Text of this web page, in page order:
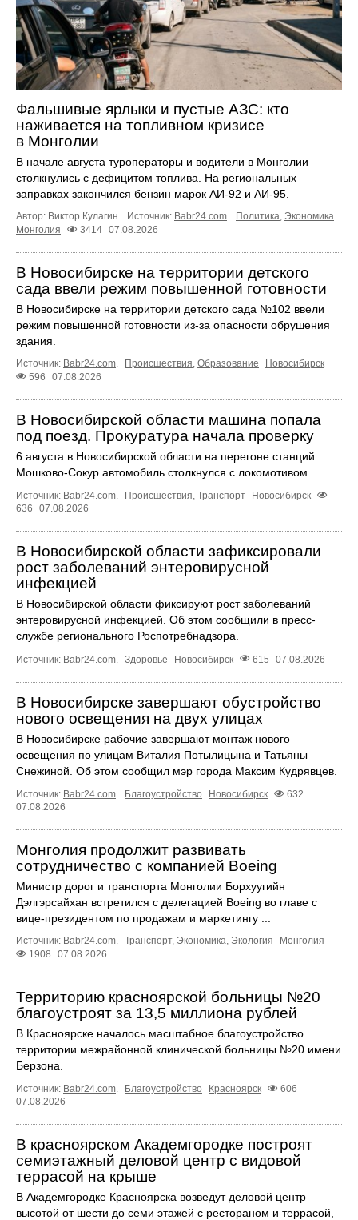
Фальшивые ярлыки и пустые АЗС: кто
наживается на топливном кризисе
в Монголии
В начале августа туроператоры и водители в Монголии
столкнулись с дефицитом топлива. На региональных
заправках закончился бензин марок АИ-92 и АИ-95.
Автор: Виктор Кулагин. Источник: Babr24.com. Политика, Экономика
Монголия
3414 07.08.2026
В Новосибирске на территории детского
сада ввели режим повышенной готовности
В Новосибирске на территории детского сада №102 ввели
режим повышенной готовности из-за опасности обрушения
здания.
Источник: Babr24.com. Происшествия, Образование
Новосибирск
596
07.08.2026
В Новосибирской области машина попала
под поезд. Прокуратура начала проверку
6 августа в Новосибирской области на перегоне станций
Мошково-Сокур автомобиль столкнулся с локомотивом.
Источник: Babr24.com. Происшествия, Транспорт
Новосибирск
636
07.08.2026
В Новосибирской области зафиксировали
рост заболеваний энтеровирусной
инфекцией
В Новосибирской области фиксируют рост заболеваний
энтеровирусной инфекцией. Об этом сообщили в пресс-
службе регионального Роспотребнадзора.
Источник: Babr24.com Здоровье Новосибирск 615 07.08.2026
В Новосибирске завершают обустройство
нового освещения на двух улицах
В Новосибирске рабочие завершают монтаж нового
освещения по улицам Виталия Потылицына и Татьяны
Снежиной. Об этом сообщил мэр города Максим Кудрявцев.
Источник: Babr24.com Благоустройство Новосибирск
632
07.08.2026
Монголия продолжит развивать
сотрудничество с компанией Boeing
Министр дорог и транспорта Монголии Борхуугийн
Дэлгэрсайхан встретился с делегацией Boeing во главе с
вице-президентом по продажам и маркетингу ...
Источник: Babr24.com Транспорт, Экономика Экология
Монголия
1908
07.08.2026
Территорию красноярской больницы №20
благоустроят за 13,5 миллиона рублей
В Красноярске началось масштабное благоустройство
территории межрайонной клинической больницы №20 имени
Берзона.
Источник: Babr24.com. Благоустройство Красноярск
606
07.08.2026
В красноярском Академгородке построят
семиэтажный деловой центр с видовой
террасой на крыше
В Академгородке Красноярска возведут деловой центр
высотой от шести до семи этажей с рестораном и террасой,